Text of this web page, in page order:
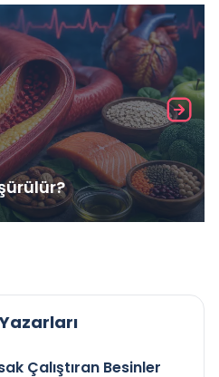
Çalıştıran Besinler